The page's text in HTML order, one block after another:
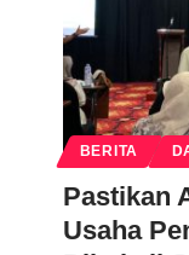
BERITA
Pastikan
Usaha